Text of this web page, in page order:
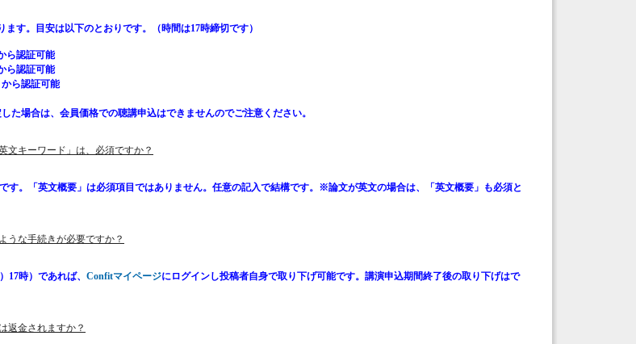
す。目安は以下のとおりです。（時間は17時締切です）
ら認証可能
ら認証可能
ら認証可能
た場合は、会員価格での聴講申込はできませんのでご注意ください。
文キーワード」は、必須ですか？
す。「英文概要」は必須項目ではありません。任意の記入で結構です。※論文が英文の場合は、「英文概要」も必須と
うな手続きが必要ですか？
17時） であれば、 Confitマイページにログインし投稿者自身で取り下げ可能です。講演申込期間終了後の取り下げはで
返金されますか？